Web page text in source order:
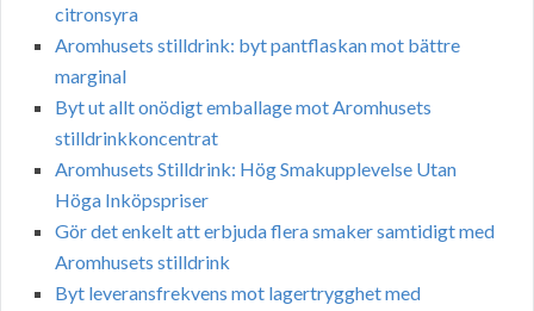
citronsyra
Aromhusets stilldrink: byt pantflaskan mot bättre
marginal
Byt ut allt onödigt emballage mot Aromhusets
stilldrinkkoncentrat
Aromhusets Stilldrink: Hög Smakupplevelse Utan
Höga Inköpspriser
Gör det enkelt att erbjuda flera smaker samtidigt med
Aromhusets stilldrink
Byt leveransfrekvens mot lagertrygghet med